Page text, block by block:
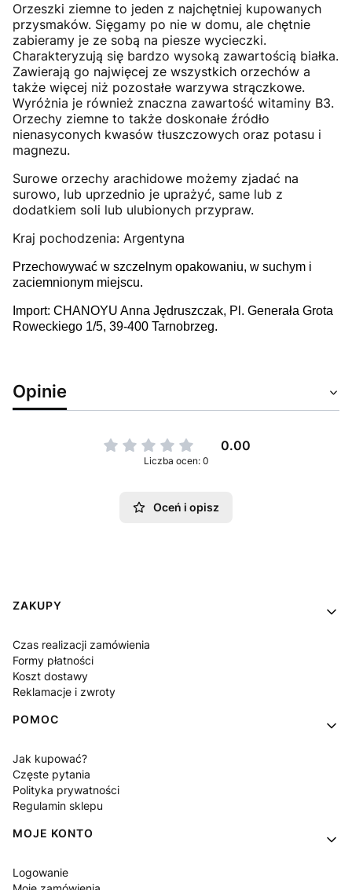
Orzeszki ziemne to jeden z najchętniej kupowanych
przysmaków. Sięgamy po nie w domu, ale chętnie
zabieramy je ze sobą na piesze wycieczki.
Charakteryzują się bardzo wysoką zawartością białka.
Zawierają go najwięcej ze wszystkich orzechów a
także więcej niż pozostałe warzywa strączkowe.
Wyróżnia je również znaczna zawartość witaminy B3.
Orzechy ziemne to także doskonałe źródło
nienasyconych kwasów tłuszczowych oraz potasu i
magnezu.
Surowe orzechy arachidowe możemy zjadać na
surowo, lub uprzednio je uprażyć, same lub z
dodatkiem soli lub ulubionych przypraw.
Kraj pochodzenia: Argentyna
Przechowywać w szczelnym opakowaniu, w suchym i
zaciemnionym miejscu.
Import: CHANOYU Anna Jędruszczak, Pl. Generała Grota
Roweckiego 1/5, 39-400 Tarnobrzeg.
Opinie
0.00
Liczba ocen: 0
Oceń i opisz
Linki w stopce
ZAKUPY
Czas realizacji zamówienia
Formy płatności
Koszt dostawy
Reklamacje i zwroty
POMOC
Jak kupować?
Częste pytania
Polityka prywatności
Regulamin sklepu
MOJE KONTO
Logowanie